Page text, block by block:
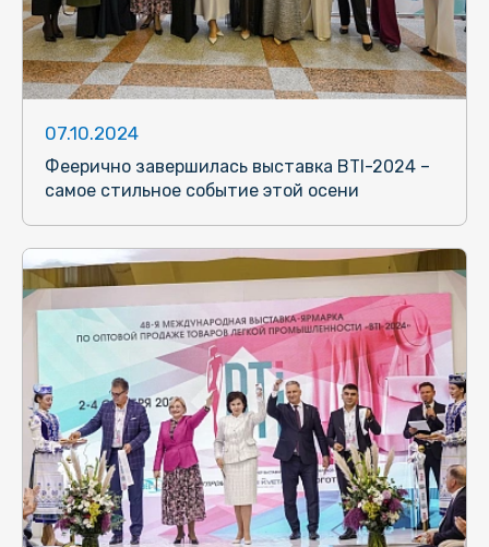
07.10.2024
Феерично завершилась выставка BTI-2024 –
самое стильное событие этой осени